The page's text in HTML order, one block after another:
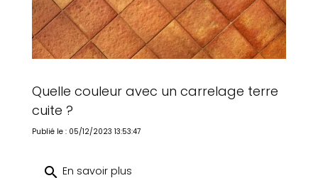
Quelle couleur avec un carrelage terre
cuite ?
Publié le : 05/12/2023 13:53:47
search En savoir plus